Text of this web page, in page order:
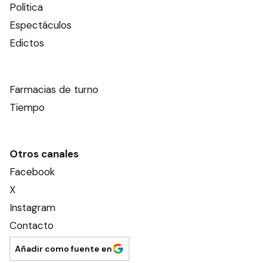
Política
Espectáculos
Edictos
Farmacias de turno
Tiempo
Otros canales
Facebook
X
Instagram
Contacto
Añadir como fuente en